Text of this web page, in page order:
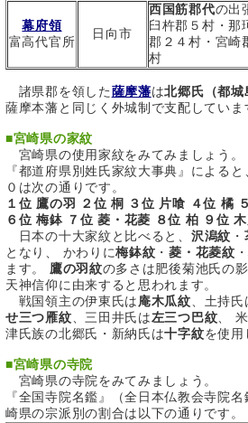
幕府領
富高代官所
日向市
西国筋郡代の出
臼杵郡５村・那
郡２４村・宮崎
村
諸県郡を領した薩摩藩は北郷氏（都城
薩摩本藩と同じく外城制で支配していま
■宮崎県の家紋
宮崎県の使用家紋をみてみましょう。
『都道府県別姓氏家紋大事典』による
０は次の通りです。
１位 鷹の羽 ２位 桐 ３位 片喰 ４位 橘
６位 梅鉢 ７位 菱・花菱 ８位 柏 ９位
日本の十大家紋と比べると、 沢潟紋 ・
となり、 かわりに梅鉢紋 ・菱・花菱紋 ・
ます。 鷹の羽紋の多さは肥後菊池氏の
天神信仰に由来すると思われます。
戦国領主の伊東氏は庵木瓜紋 、土持氏
せ三つ雁紋 、三田井氏は左三つ巴紋 、
津氏族の北郷氏・新納氏は十字紋を使用
■宮崎県の寺院
宮崎県の寺院をみてみましょう。
『全国寺院名鑑』（全日本仏教会寺院
崎県の宗派別の割合は以下の通りです。